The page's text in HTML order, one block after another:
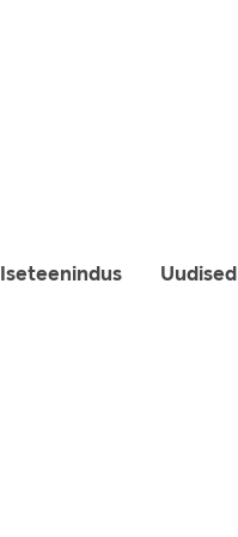
Iseteenindus Uudised